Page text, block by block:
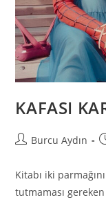
KAFASI
Burcu Aydın
Kitabı iki
tutmaması